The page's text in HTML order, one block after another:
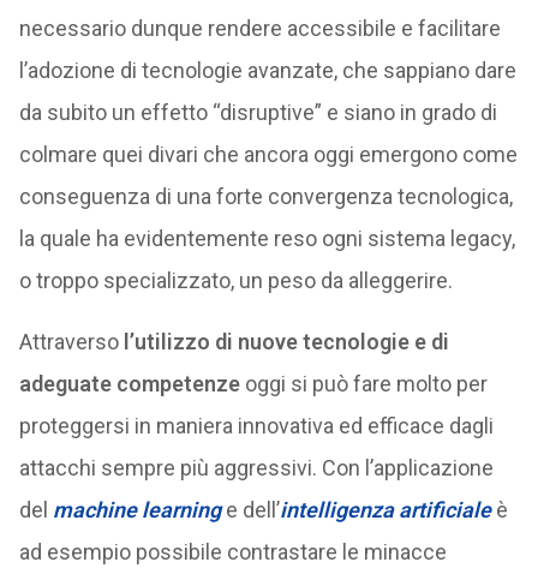
necessario dunque rendere accessibile e facilitare
l’adozione di tecnologie avanzate, che sappiano dare
da subito un effetto “disruptive” e siano in grado di
colmare quei divari che ancora oggi emergono come
conseguenza di una forte convergenza tecnologica,
la quale ha evidentemente reso ogni sistema legacy,
o troppo specializzato, un peso da alleggerire.
Attraverso l’utilizzo di nuove tecnologie e di
adeguate competenzeoggi si può fare molto per
proteggersi in maniera innovativa ed efficace dagli
attacchi sempre più aggressivi. Con l’applicazione
del machine learninge dell’intelligenza artificiale è
ad esempio possibile contrastare le minacce